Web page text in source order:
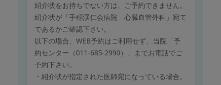
紹介状をお持ちでない方は、ご予約できません。
紹介状が「手稲渓仁会病院 心臓血管外科」宛て
であるかご確認下さい。
以下の場合、WEB予約はご利用せず、当院「予
約センター（011-685-2990）」までお電話でご
予約下さい。
・紹介状が指定された医師宛になっている場合。